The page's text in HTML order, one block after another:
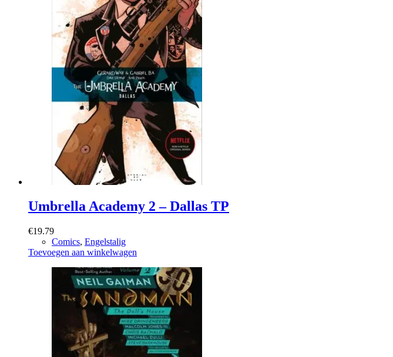
Umbrella Academy 2 – Dallas TP
€19.79
Comics, Engelstalig
Toevoegen aan winkelwagen